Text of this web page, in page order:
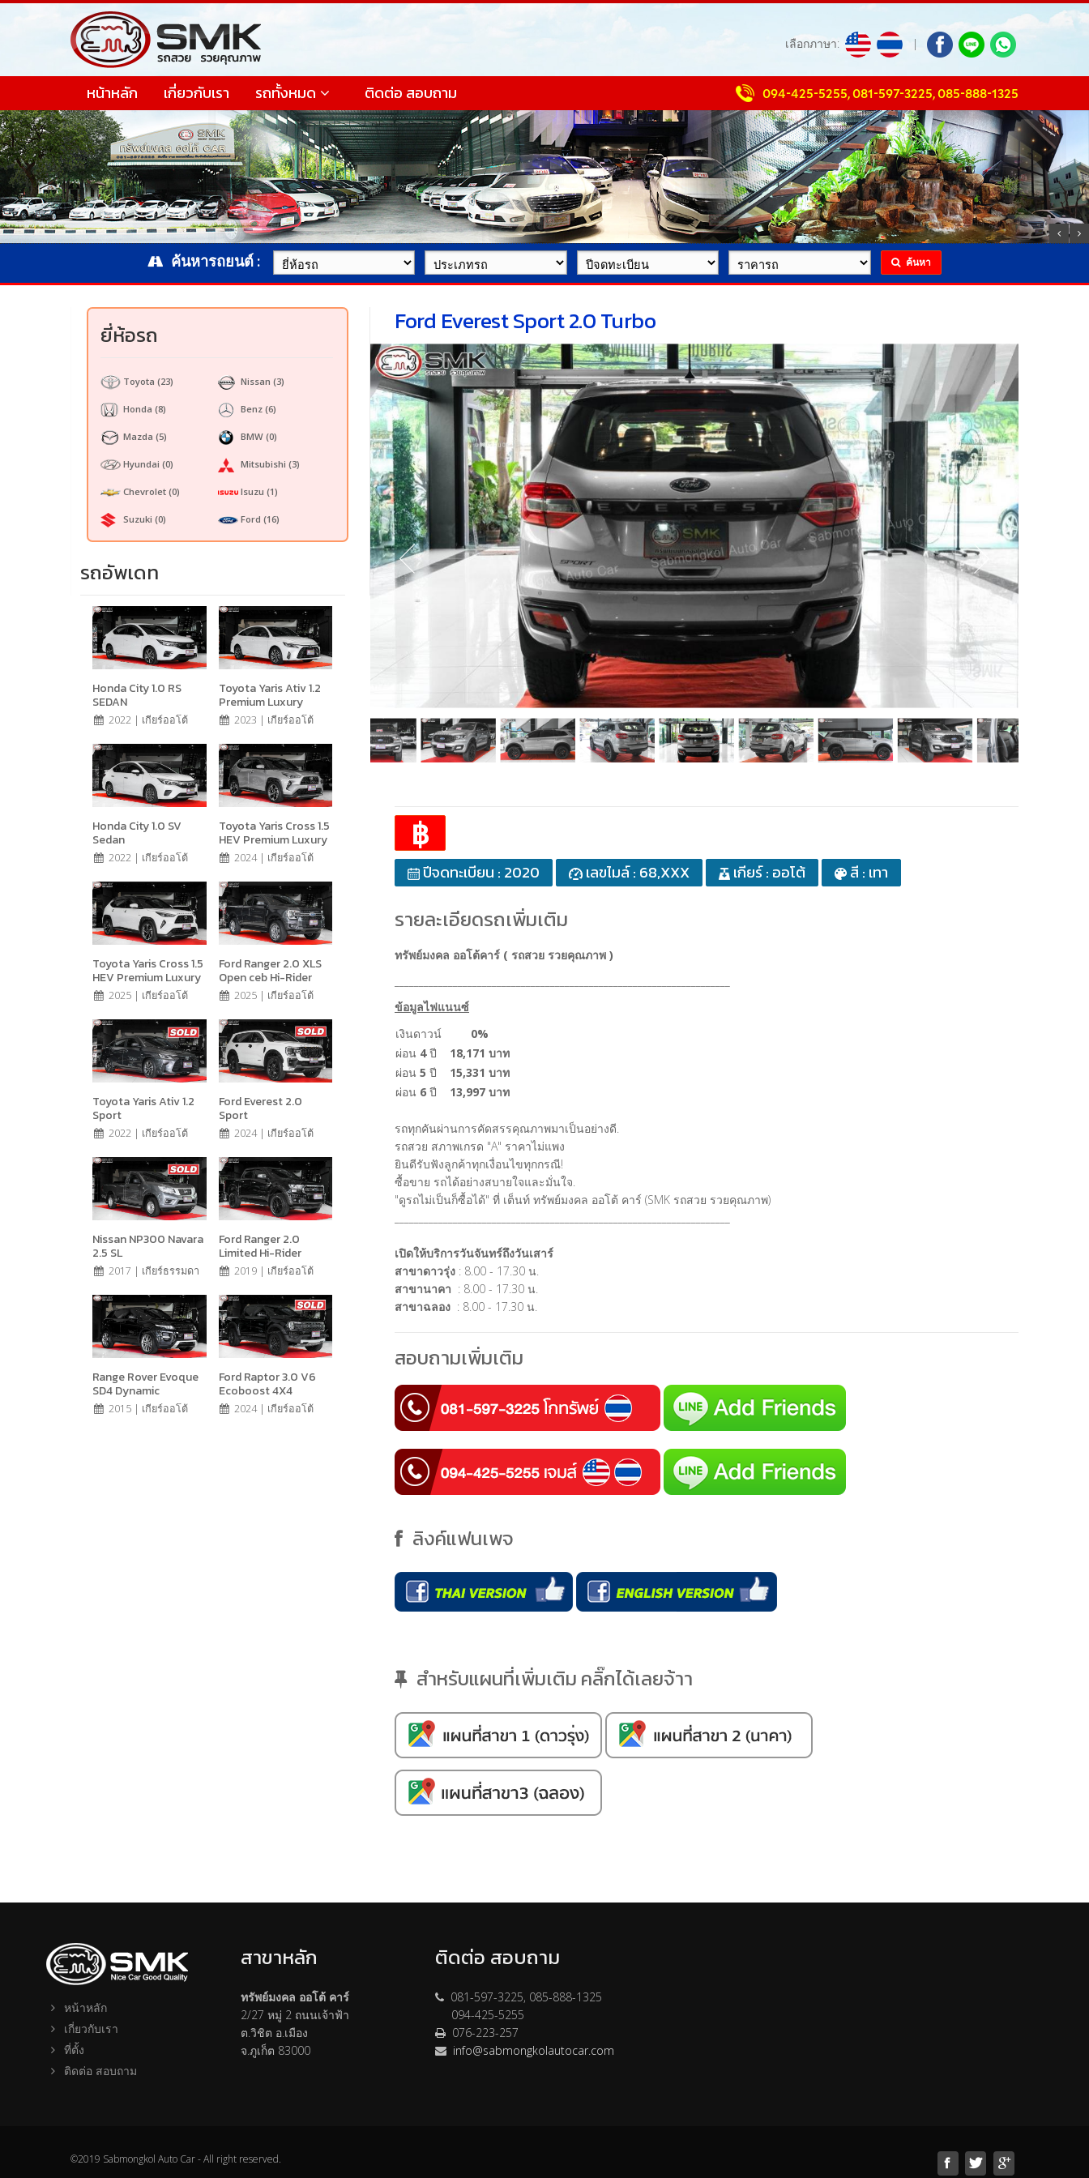
เลือกภาษา: |
หน้าหลัก เกี่ยวกับเรา รถทั้งหมด ติดต่อ สอบถาม 094-425-5255,081-597-3225,085-888-1325
ค้นหารถยนต์ : ค้นหา
ยี่ห้อรถ
Toyota (23)
Honda (8)
Mazda (5)
Hyundai (0)
Chevrolet (0)
Suzuki (0)
Nissan (3)
Benz (6)
BMW (0)
Mitsubishi (3)
Isuzu (1)
Ford (16)
รถอัพเดท
Honda City 1.0 RS
SEDAN
2022 | เกียร์ออโต้
Toyota Yaris Ativ 1.2
Premium Luxury
2023 | เกียร์ออโต้
Honda City 1.0 SV
Sedan
2022 | เกียร์ออโต้
Toyota Yaris Cross 1.5
HEV Premium Luxury
2024 | เกียร์ออโต้
Toyota Yaris Cross 1.5
HEV Premium Luxury
2025 | เกียร์ออโต้
Ford Ranger 2.0 XLS
Open ceb Hi-Rider
2025 | เกียร์ออโต้
Toyota Yaris Ativ 1.2
Sport
2022 | เกียร์ออโต้
Ford Everest 2.0
Sport
2024 | เกียร์ออโต้
Nissan NP300 Navara
2.5 SL
2017 | เกียร์ธรรมดา
Ford Ranger 2.0
Limited Hi-Rider
2019 | เกียร์ออโต้
Range Rover Evoque
SD4 Dynamic
2015 | เกียร์ออโต้
Ford Raptor 3.0 V6
Ecoboost 4X4
2024 | เกียร์ออโต้
Ford Everest Sport 2.0 Turbo
฿
ปีจดทะเบียน : 2020 เลขไมล์ : 68,XXX เกียร์ : ออโต้ สี : เทา
รายละเอียดรถเพิ่มเติม
ทรัพย์มงคล ออโต้คาร์ ( รถสวย รวยคุณภาพ )
ข้อมูลไฟแนนซ์
เงินดาวน์
0%
ผ่อน 4ปี
18,171 บาท
ผ่อน 5 ปี
15,331 บาท
ผ่อน 6 ปี 13,997 บาท
รถทุกคันผ่านการคัดสรรคุณภาพมาเป็นอย่างดี.
รถสวย สภาพเกรด "A" ราคาไม่แพง
ยินดีรับฟังลูกค้าทุกเงื่อนไขทุกกรณี!
ซื้อขาย รถได้อย่างสบายใจและมั่นใจ.
"ดูรถไม่เป็นก็ซื้อได้" ที่ เต็นท์ ทรัพย์มงคล ออโต้ คาร์ (SMK รถสวย รวยคุณภาพ)
เปิดให้บริการวันจันทร์ถึงวันเสาร์
สาขาดาวรุ่ง : 8.00 - 17.30 น.
สาขานาคา : 8.00 - 17.30 น.
สาขาฉลอง : 8.00 - 17.30 น.
สอบถามเพิ่มเติม
ลิงค์แฟนเพจ
สำหรับแผนที่เพิ่มเติม คลิ๊กได้เลยจ้าา
หน้าหลัก
เกี่ยวกับเรา
ที่ตั้ง
ติดต่อ สอบถาม
สาขาหลัก
ทรัพย์มงคล ออโต้ คาร์
2/27 หมู่ 2 ถนนเจ้าฟ้า
ต.วิชิต อ.เมือง
จ.ภูเก็ต 83000
ติดต่อ สอบถาม
081-597-3225, 085-888-1325
094-425-5255
076-223-257
info@sabmongkolautocar.com
©2019 Sabmongkol Auto Car - All right reserved.